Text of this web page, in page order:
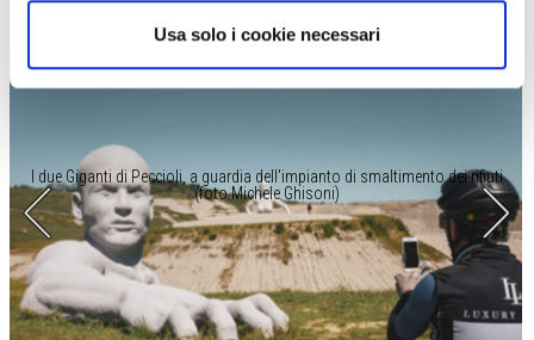
Usa solo i cookie necessari
I due Giganti di Peccioli, a guardia dell’impianto di smaltimento dei rifiuti
(foto Michele Ghisoni)